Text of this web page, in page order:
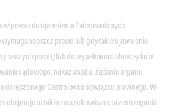
prawo do ujawnienia Państwa danych
przez prawo lub gdy takie ujawnienie
naszych praw i/lub do wypełnienia obowiązków
sądowego, nakazu sądu, żądania organu
doręczonego Castrolowi obowiązku prawnego. W
obejmuje to także nasz obowiązek przestrzegania